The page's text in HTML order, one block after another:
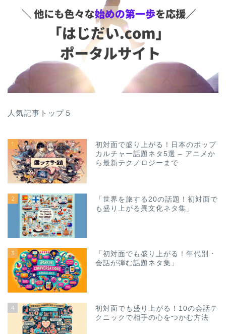
人気記事トップ５
1
初対面で盛り上がる！日本のポップ
カルチャー話題ネタ5選 – アニメか
ら最新テクノロジーまで
2
「世界を旅する20の話題！初対面で
も盛り上がる異文化ネタ集」
3
「初対面でも盛り上がる！年代別・
会話が弾む話題ネタ集」
4
初対面でも盛り上がる！10の会話テ
クニックで相手の心をつかむ方法